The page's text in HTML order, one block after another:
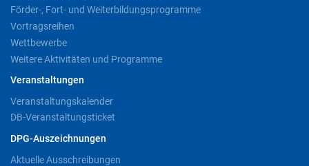
Förder-, Fort- und Weiterbildungsprogramme
Vortragsreihen
Wettbewerbe
Weitere Aktivitäten und Programme
Veranstaltungen
Veranstaltungskalender
DB-Veranstaltungsticket
DPG-Auszeichnungen
Aktuelle Ausschreibungen